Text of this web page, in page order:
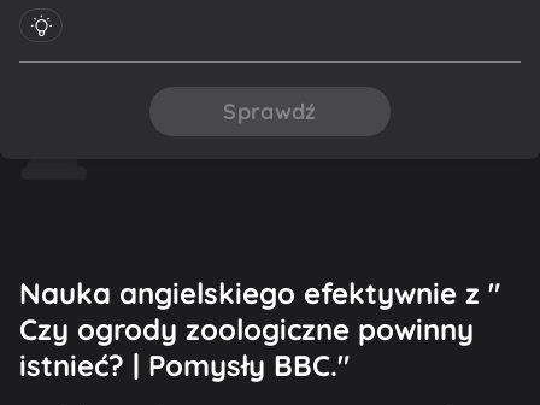
Sprawdź
Nauka angielskiego efektywnie z "
Czy ogrody zoologiczne powinny
istnieć? | Pomysły BBC."